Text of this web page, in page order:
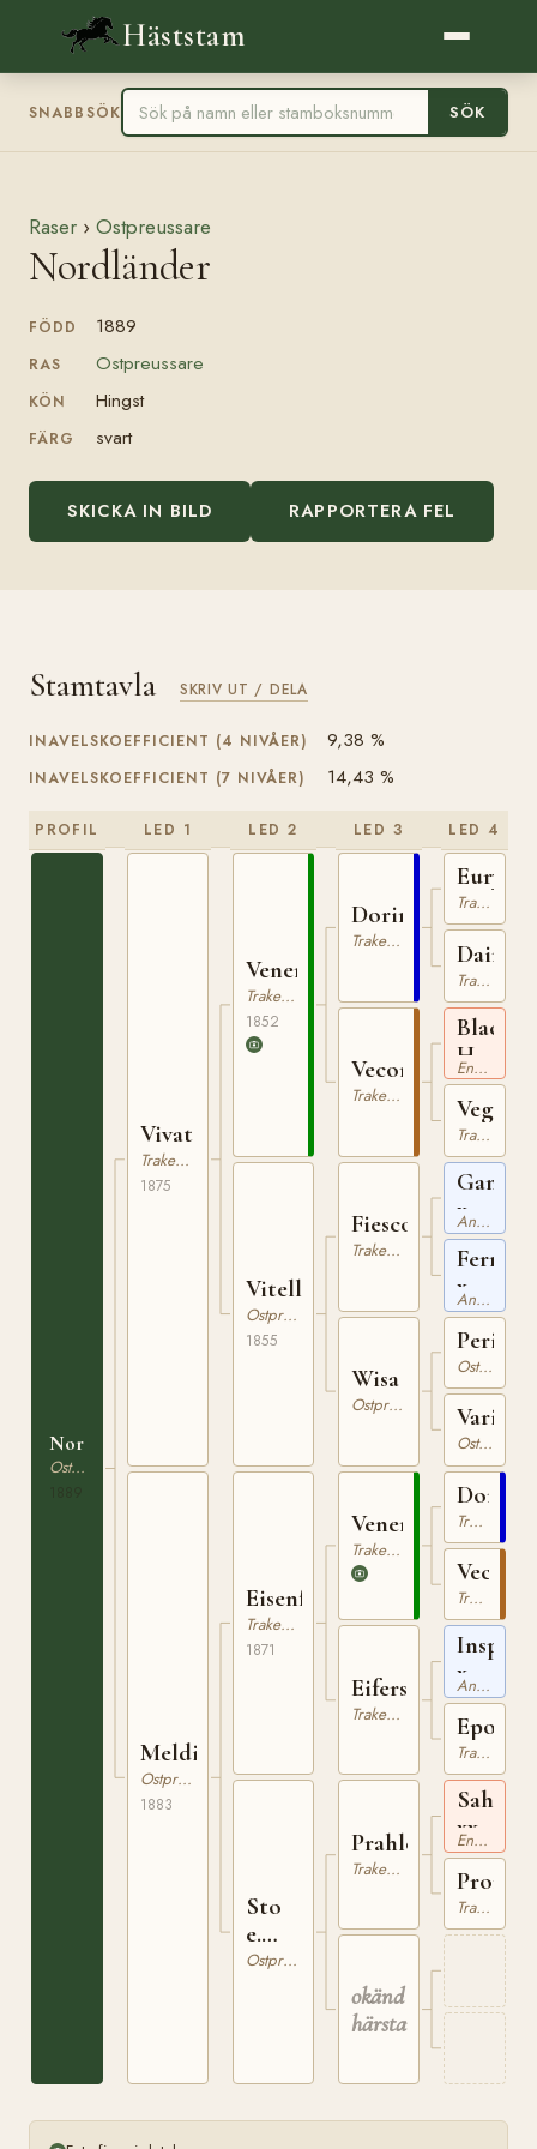
Häststam
SNABBSÖK SÖK
Raser › Ostpreussare
Nordländer
FÖDD 1889
RAS Ostpreussare
KÖN Hingst
FÄRG svart
SKICKA IN BILD RAPPORTERA FEL
Stamtavla SKRIV UT / DELA
INAVELSKOEFFICIENT (4 NIVÅER) 9,38 %
INAVELSKOEFFICIENT (7 NIVÅER) 14,43 %
PROFIL
Nordländer
Ostpreussare
LED 1
Vivat
Trakehner
1875
Meldina
Ostpreussare
1883
LED 2
Venerato
Trakehner
1852
Vitellia
Ostpreussare
1855
Eisenfest
Trakehner
1871
Sto
e.
Prahler
Ostpreussare
LED 3
Dorimont
Trakehner
Vecordia
Trakehner
Fiesco
Trakehner
Wisa
Ostpreussare
Venerato
Trakehner
Eifersucht
Trakehner
Prahler
Trakehner
okänd
härstamning
LED 4
Trakehner
Trakehner
Black
xxEngelskt Fullblod
Vega
Trakehner
Ganges
x Angloarabiskt Fullblod
Ferrara
x Angloarabiskt Fullblod
Pericles
Ostpreussare
Ostpreussare
Trakehner
Trakehner
x Angloarabiskt Fullblod
Epocca
Trakehner
Sahama
xxEngelskt Fullblod
Trakehner